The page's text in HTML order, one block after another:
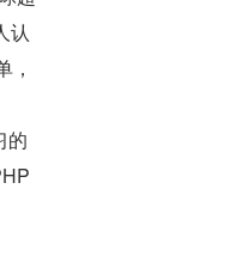
认
，
的